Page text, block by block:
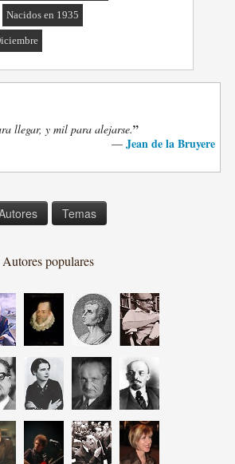
Nacidos en 1935
llegar, y mil para alejarse.”
— Jean de la Bruyere
Temas
Autores populares